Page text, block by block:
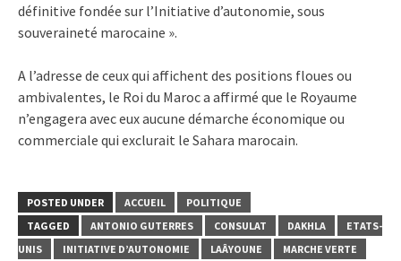
définitive fondée sur l’Initiative d’autonomie, sous
souveraineté marocaine ».
A l’adresse de ceux qui affichent des positions floues ou
ambivalentes, le Roi du Maroc a affirmé que le Royaume
n’engagera avec eux aucune démarche économique ou
commerciale qui exclurait le Sahara marocain.
POSTED UNDER ACCUEIL
POLITIQUE
TAGGED
ANTONIO GUTERRES CONSULAT DAKHLA
ETATS-
UNIS
INITIATIVE D’AUTONOMIE LAÂYOUNE
MARCHE VERTE